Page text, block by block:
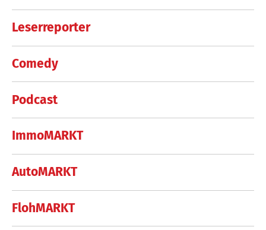
Leserreporter
Comedy
Podcast
ImmoMARKT
AutoMARKT
FlohMARKT